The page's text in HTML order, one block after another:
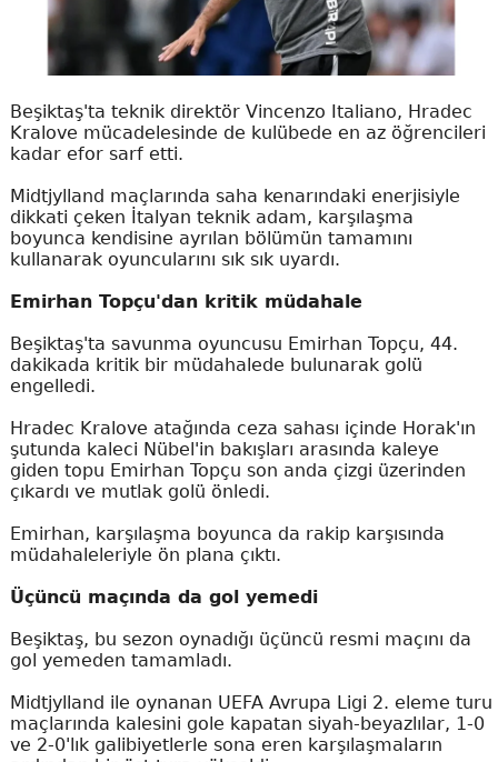
Beşiktaş'ta teknik direktör Vincenzo Italiano, Hradec
Kralove mücadelesinde de kulübede en az öğrencileri
kadar efor sarf etti.
Midtjylland maçlarında saha kenarındaki enerjisiyle
dikkati çeken İtalyan teknik adam, karşılaşma
boyunca kendisine ayrılan bölümün tamamını
kullanarak oyuncularını sık sık uyardı.
Emirhan Topçu'dan kritik müdahale
Beşiktaş'ta savunma oyuncusu Emirhan Topçu, 44.
dakikada kritik bir müdahalede bulunarak golü
engelledi.
Hradec Kralove atağında ceza sahası içinde Horak'ın
şutunda kaleci Nübel'in bakışları arasında kaleye
giden topu Emirhan Topçu son anda çizgi üzerinden
çıkardı ve mutlak golü önledi.
Emirhan, karşılaşma boyunca da rakip karşısında
müdahaleleriyle ön plana çıktı.
Üçüncü maçında da gol yemedi
Beşiktaş, bu sezon oynadığı üçüncü resmi maçını da
gol yemeden tamamladı.
Midtjylland ile oynanan UEFA Avrupa Ligi 2. eleme turu
maçlarında kalesini gole kapatan siyah-beyazlılar, 1-0
ve 2-0'lık galibiyetlerle sona eren karşılaşmaların